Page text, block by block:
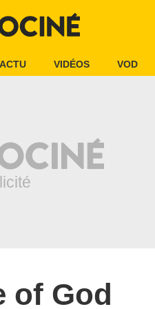
VIDÉOS VOD
of God